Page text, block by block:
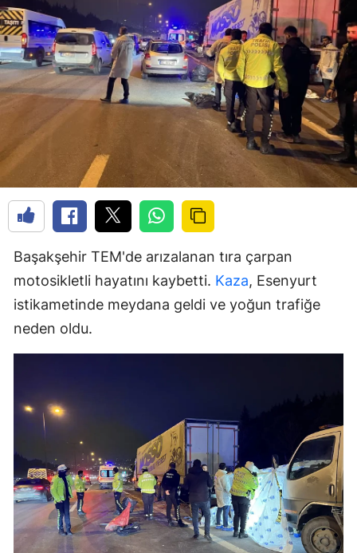
Başakşehir TEM'de arızalanan tıra çarpan
motosikletli hayatını kaybetti. Kaza, Esenyurt
istikametinde meydana geldi ve yoğun trafiğe
neden oldu.